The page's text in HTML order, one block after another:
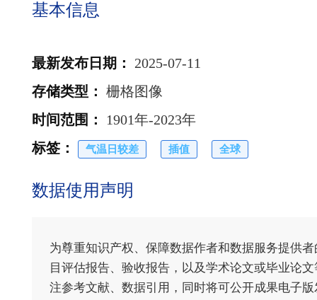
基本信息
最新发布日期 ：
2025-07-11
存储类型 ： 栅格图像
时间范围 ：
1901年-2023年
标签 ： 气温日较差 插值 全球
数据使用声明
为尊重知识产权、保障数据作者和数据服务提供
目评估报告、验收报告，以及学术论文或毕业论
注参考文献、数据引用，同时将可公开成果电子